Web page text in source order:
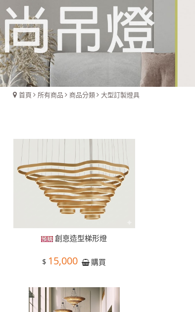
首頁 所有商品 商品分類 大型訂製燈具
創恴造型梯形燈
$ 15,000 購買